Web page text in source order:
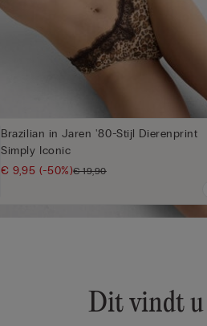
Brazilian in Jaren '80-Stijl Dierenprint
Simply Iconic
€ 9,95(-50%)€ 19,90
Dit vindt u